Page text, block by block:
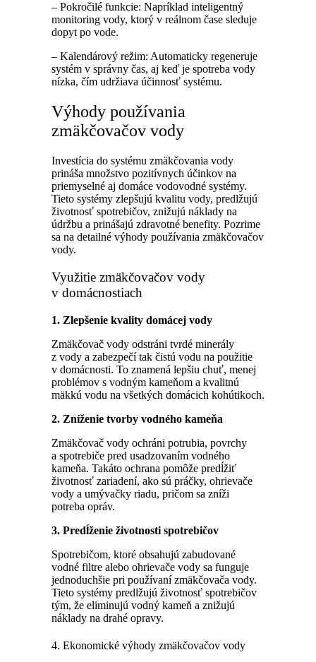
– Pokročilé funkcie: Napríklad inteligentný
monitoring vody, ktorý v reálnom čase sleduje
dopyt po vode.
– Kalendárový režim: Automaticky regeneruje
systém v správny čas, aj keď je spotreba vody
nízka, čím udržiava účinnosť systému.
Výhody používania
zmäkčovačov vody
Investícia do systému zmäkčovania vody
prináša množstvo pozitívnych účinkov na
priemyselné aj domáce vodovodné systémy.
Tieto systémy zlepšujú kvalitu vody, predlžujú
životnosť spotrebičov, znižujú náklady na
údržbu a prinášajú zdravotné benefity. Pozrime
sa na detailné výhody používania zmäkčovačov
vody.
Využitie zmäkčovačov vody
v domácnostiach
1. Zlepšenie kvality domácej vody
Zmäkčovač vody odstráni tvrdé minerály
z vody a zabezpečí tak čistú vodu na použitie
v domácnosti. To znamená lepšiu chuť, menej
problémov s vodným kameňom a kvalitnú
mäkkú vodu na všetkých domácich kohútikoch.
2. Zníženie tvorby vodného kameňa
Zmäkčovač vody ochráni potrubia, povrchy
a spotrebiče pred usadzovaním vodného
kameňa. Takáto ochrana pomôže predĺžiť
životnosť zariadení, ako sú práčky, ohrievače
vody a umývačky riadu, pričom sa zníži
potreba opráv.
3. Predĺženie životnosti spotrebičov
Spotrebičom, ktoré obsahujú zabudované
vodné filtre alebo ohrievače vody sa funguje
jednoduchšie pri používaní zmäkčovača vody.
Tieto systémy predlžujú životnosť spotrebičov
tým, že eliminujú vodný kameň a znižujú
náklady na drahé opravy.
4. Ekonomické výhody zmäkčovačov vody